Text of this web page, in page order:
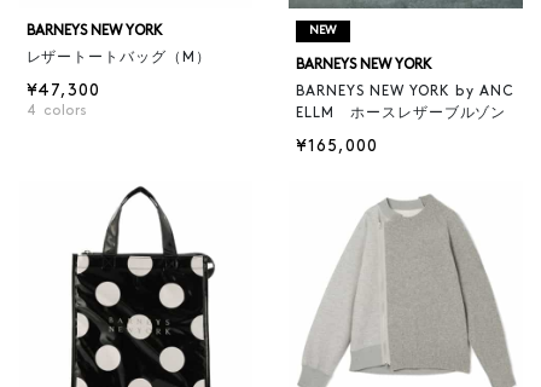
BARNEYS NEW YORK
レザートートバッグ（M）
¥47,300
4 colors
NEW
BARNEYS NEW YORK
BARNEYS NEW YORK by ANC
ELLM ホースレザーブルゾン
¥165,000